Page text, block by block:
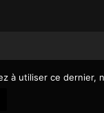
à utiliser ce